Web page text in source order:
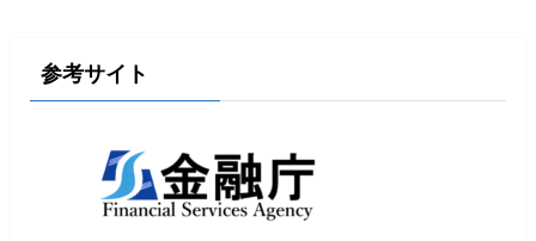
参考サイト